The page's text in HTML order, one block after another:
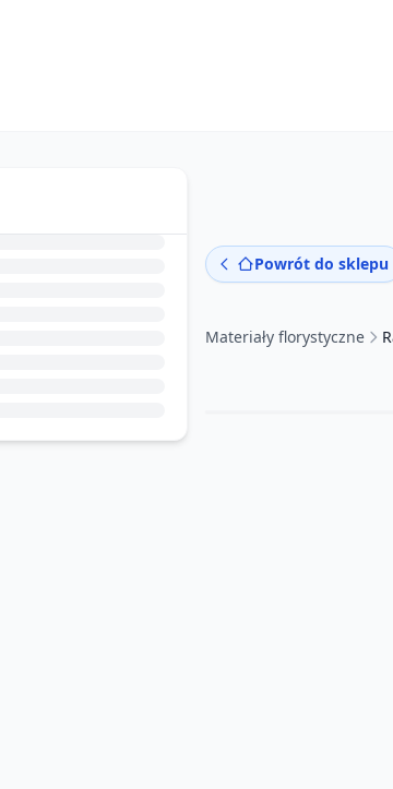
Powrót do sklepu
Materiały florystyczne